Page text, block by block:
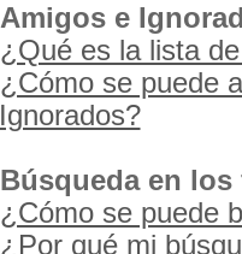
Amigos e
¿Qué es la lista
¿Cómo se puede
Ignorados?
Búsqueda en los
¿Cómo se puede
¿Por qué mi